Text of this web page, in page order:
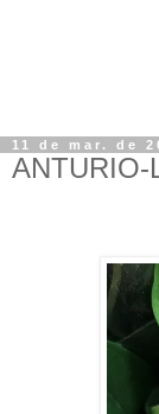
11 de mar. de
ANTURIO-